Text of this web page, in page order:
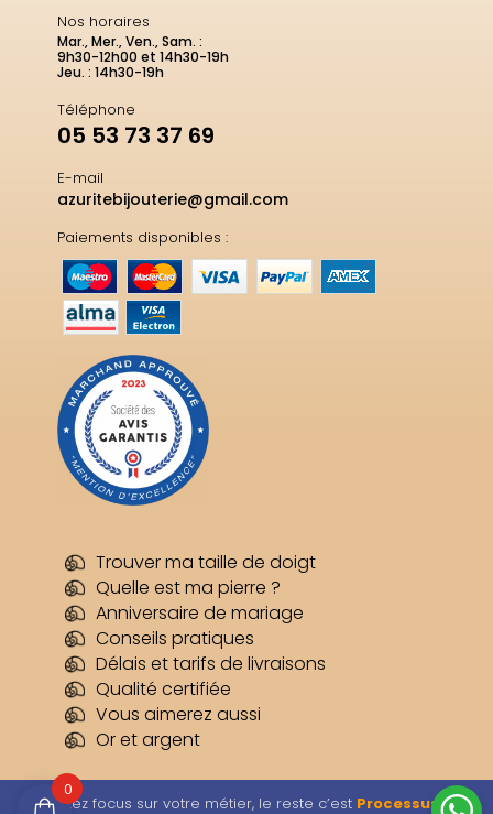
Nos horaires
Mar., Mer., Ven., Sam. :
9h30-12h00 et 14h30-19h
Jeu. : 14h30-19h
Téléphone
05 53 73 37 69
E-mail
azuritebijouterie@gmail.com
Paiements disponibles :
Trouver ma taille de doigt
Quelle est ma pierre ?
Anniversaire de mariage
Conseils pratiques
Délais et tarifs de livraisons
Qualité certifiée
Vous aimerez aussi
Or et argent
Restez focus sur votre métier, le reste c’est Processus–
0